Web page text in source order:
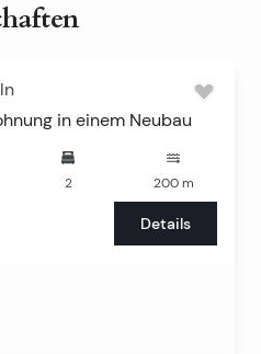
in einem Neubau
2 200m
Details